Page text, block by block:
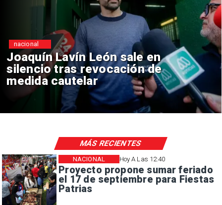
Chile y Venezuela
reinicio de relaciones
consulares
nacional
Hoy A Las 12:40
Proyecto propone sumar feriado
el 17 de septiembre para Fiestas
Patrias
NACIONAL
MÁS RECIENTES